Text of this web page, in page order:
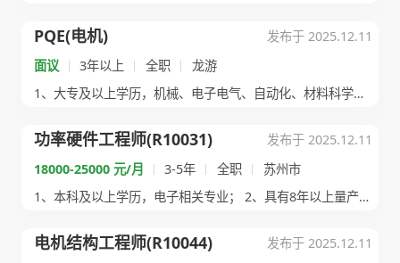
PQE(电机)
发布于 2025.12.11
面议
3年以上 全职
龙游
1、大专及以上学历，机械、电子电气、自动化、材料科学与工程、...
功率硬件工程师(R10031)
发布于 2025.12.11
18000-25000 元/月
3-5年 全职
苏州市
1、本科及以上学历，电子相关专业； 2、具有8年以上量产变...
电机结构工程师(R10044)
发布于 2025.12.11